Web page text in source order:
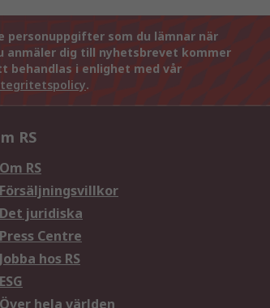
personuppgifter som du lämnar när
anmäler dig till nyhetsbrevet kommer
behandlas i enlighet med vår
.
RS
Om RS
Försäljningsvillkor
Det juridiska
Press Centre
Jobba hos RS
ESG
Över hela världen